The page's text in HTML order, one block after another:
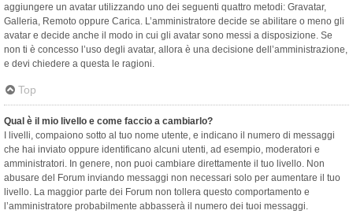
aggiungere un avatar utilizzando uno dei seguenti quattro metodi: Gravatar,
Galleria, Remoto oppure Carica. L’amministratore decide se abilitare o meno gli
avatar e decide anche il modo in cui gli avatar sono messi a disposizione. Se
non ti è concesso l’uso degli avatar, allora è una decisione dell’amministrazione,
e devi chiedere a questa le ragioni.
Top
Qual è il mio livello e come faccio a cambiarlo?
I livelli, compaiono sotto al tuo nome utente, e indicano il numero di messaggi
che hai inviato oppure identificano alcuni utenti, ad esempio, moderatori e
amministratori. In genere, non puoi cambiare direttamente il tuo livello. Non
abusare del Forum inviando messaggi non necessari solo per aumentare il tuo
livello. La maggior parte dei Forum non tollera questo comportamento e
l’amministratore probabilmente abbasserà il numero dei tuoi messaggi.